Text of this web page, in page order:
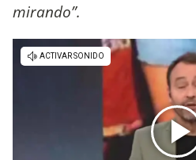
mirando”.